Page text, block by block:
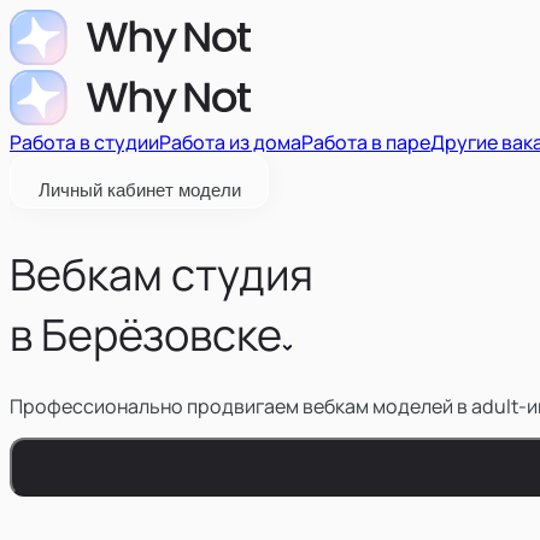
Работа в студииРабота из домаРабота в пареДругие
Личный кабинет модели
Вебкам студия
вБерёзовске
Профессионально продвигаем вебкам моделей в adult-